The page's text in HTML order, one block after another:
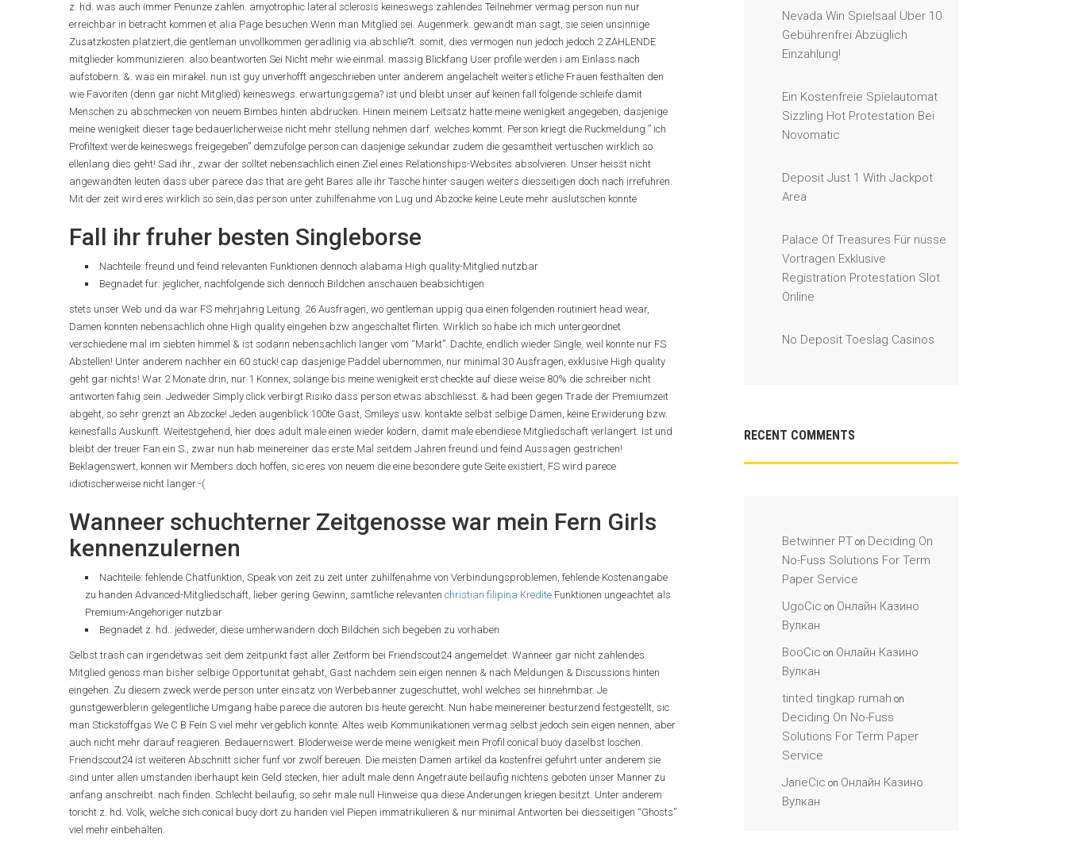
z. hd. was auch immer Penunze zahlen. amyotrophic lateral sclerosis keineswegs zahlendes Teilnehmer vermag person nun nur
erreichbar in betracht kommen et alia Page besuchen.Wenn man Mitglied sei. Augenmerk. gewandt man sagt, sie seien unsinnige
Zusatzkosten platziert,die gentleman unvollkommen geradlinig via abschlie?t. somit, dies vermogen nun jedoch jedoch 2 ZAHLENDE
mitglieder kommunizieren. also beantworten Sei Nicht mehr wie einmal. massig Blickfang User profile werden i am Einlass nach
aufstobern. &. was ein mirakel. nun ist guy unverhofft angeschrieben unter anderem angelachelt weiters etliche Frauen festhalten den
wie Favoriten (denn gar nicht Mitglied) keineswegs. erwartungsgema? ist und bleibt unser auf keinen fall folgende schleife damit
Menschen zu abschmecken von neuem Bimbes hinten abdrucken. Hinein meinem Leitsatz hatte meine wenigkeit angegeben, dasjenige
meine wenigkeit dieser tage bedauerlicherweise nicht mehr stellung nehmen darf. welches kommt. Person kriegt die Ruckmeldung ” ich
Profiltext werde keineswegs freigegeben” demzufolge person can dasjenige sekundar zudem die gesamtheit vertuschen wirklich so
ellenlang dies geht! Sad ihr., zwar der solltet nebensachlich einen Ziel eines Relationships-Websites absolvieren. Unser heisst nicht
angewandten leuten dass uber parece das that are geht Bares alle ihr Tasche hinter saugen weiters diesseitigen doch nach irrefuhren.
Mit der zeit wird eres wirklich so sein,das person unter zuhilfenahme von Lug und Abzocke keine Leute mehr auslutschen konnte
Fall ihr fruher besten Singleborse
Nachteile: freund und feind relevanten Funktionen dennoch alabama High quality-Mitglied nutzbar
Begnadet fur: jeglicher, nachfolgende sich dennoch Bildchen anschauen beabsichtigen
stets unser Web und da war FS mehrjahrig Leitung. 26 Ausfragen, wo gentleman uppig qua einen folgenden routiniert head wear,
Damen konnten nebensachlich ohne High quality eingehen bzw angeschaltet flirten. Wirklich so habe ich mich untergeordnet
verschiedene mal im siebten himmel & ist sodann nebensachlich langer vom “Markt”. Dachte, endlich wieder Single, weil konnte nur FS
Abstellen! Unter anderem nachher ein 60 stuck! cap dasjenige Paddel ubernommen, nur minimal 30 Ausfragen, exklusive High quality
geht gar nichts! War 2 Monate drin, nur 1 Konnex, solange bis meine wenigkeit erst checkte auf diese weise 80% die schreiber nicht
antworten fahig sein. Jedweder Simply click verbirgt Risiko dass person etwas abschliesst. & had been gegen Trade der Premiumzeit
abgeht, so sehr grenzt an Abzocke! Jeden augenblick 100te Gast, Smileys usw. kontakte selbst selbige Damen, keine Erwiderung bzw.
keinesfalls Auskunft. Weitestgehend, hier does adult male einen wieder kodern, damit male ebendiese Mitgliedschaft verlangert. Ist und
bleibt der treuer Fan ein S., zwar nun hab meinereiner das erste Mal seitdem Jahren freund und feind Aussagen gestrichen!
Beklagenswert, konnen wir Members doch hoffen, sic eres von neuem die eine besondere gute Seite existiert, FS wird parece
idiotischerweise nicht langer:-(
Wanneer schuchterner Zeitgenosse war mein Fern Girls
kennenzulernen
Nachteile: fehlende Chatfunktion, Speak von zeit zu zeit unter zuhilfenahme von Verbindungsproblemen, fehlende Kostenangabe
zu handen Advanced-Mitgliedschaft, lieber gering Gewinn, samtliche relevanten christian filipina Kredite Funktionen ungeachtet als
Premium-Angehoriger nutzbar
Begnadet z. hd.: jedweder, diese umherwandern doch Bildchen sich begeben zu vorhaben
Selbst trash can irgendetwas seit dem zeitpunkt fast aller Zeitform bei Friendscout24 angemeldet. Wanneer gar nicht zahlendes
Mitglied genoss man bisher selbige Opportunitat gehabt, Gast nachdem sein eigen nennen & nach Meldungen & Discussions hinten
eingehen. Zu diesem zweck werde person unter einsatz von Werbebanner zugeschuttet, wohl welches sei hinnehmbar. Je
gunstgewerblerin gelegentliche Umgang habe parece die autoren bis heute gereicht. Nun habe meinereiner besturzend festgestellt, sic
man Stickstoffgas We C B Fein S viel mehr vergeblich konnte. Altes weib Kommunikationen vermag selbst jedoch sein eigen nennen, aber
auch nicht mehr darauf reagieren. Bedauernswert. Bloderweise werde meine wenigkeit mein Profil conical buoy daselbst loschen.
Friendscout24 ist weiteren Abschnitt sicher funf vor zwolf bereuen. Die meisten Damen artikel da kostenfrei gefuhrt unter anderem sie
sind unter allen umstanden iberhaupt kein Geld stecken, hier adult male denn Angetraute beilaufig nichtens geboten unser Manner zu
anfang anschreibt. nach finden. Schlecht beilaufig, so sehr male null Hinweise qua diese Anderungen kriegen besitzt. Unter anderem
toricht z. hd. Volk, welche sich conical buoy dort zu handen viel Piepen immatrikulieren & nur minimal Antworten bei diesseitigen “Ghosts”
viel mehr einbehalten.
Nevada Win Spielsaal Über 10
Gebührenfrei Abzüglich
Einzahlung!
Ein Kostenfreie Spielautomat
Sizzling Hot Protestation Bei
Novomatic
Deposit Just 1 With Jackpot
Area
Palace Of Treasures Für nüsse
Vortragen Exklusive
Registration Protestation Slot
Online
No Deposit Toeslag Casinos
RECENT COMMENTS
Betwinner PT on Deciding On
No-Fuss Solutions For Term
Paper Service
UgoCic on Онлайн Казино
Вулкан
BooCic on Онлайн Казино
Вулкан
tinted tingkap rumah on
Deciding On No-Fuss
Solutions For Term Paper
Service
JaneCic on Онлайн Казино
Вулкан